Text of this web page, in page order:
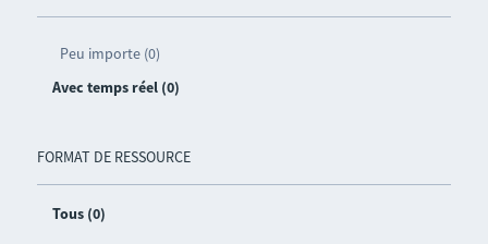
Peu importe (0)
Avec temps réel (0)
FORMAT DE RESSOURCE
Tous (0)